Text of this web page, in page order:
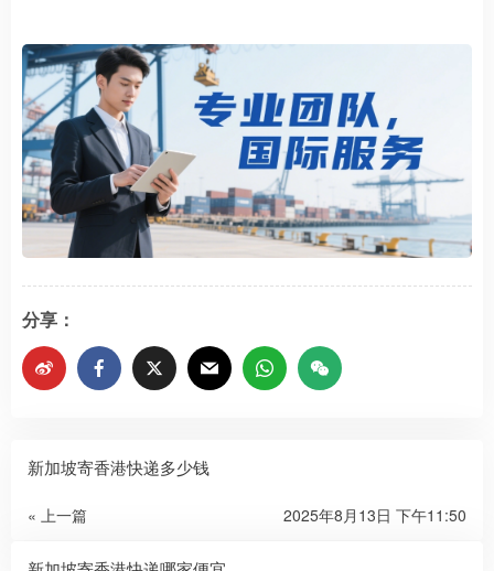
分享：
新加坡寄香港快递多少钱
« 上一篇 2025年8月13日 下午11:50